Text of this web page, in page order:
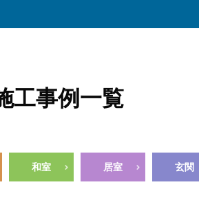
工事例一覧
和室 居室 玄関